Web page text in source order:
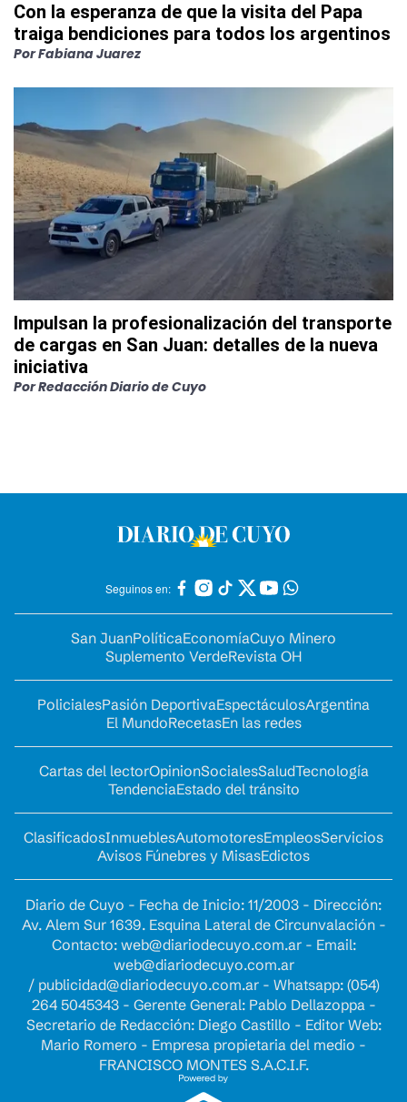
Con la esperanza de que la visita del Papa
traiga bendiciones para todos los argentinos
PorFabiana Juarez
Impulsan la profesionalización del transporte
de cargas en San Juan: detalles de la nueva
iniciativa
PorRedacción Diario de Cuyo
Seguinos en:
San JuanPolíticaEconomíaCuyo Minero
Suplemento VerdeRevista OH
PolicialesPasión DeportivaEspectáculosArgentina
El MundoRecetasEn las redes
Cartas del lectorOpinionSocialesSaludTecnología
TendenciaEstado del tránsito
ClasificadosInmueblesAutomotoresEmpleosServicios
Avisos Fúnebres y MisasEdictos
Diario de Cuyo - Fecha de Inicio: 11/2003 - Dirección:
Av. Alem Sur 1639. Esquina Lateral de Circunvalación -
Contacto: web@diariodecuyo.com.ar- Email:
web@diariodecuyo.com.ar
/ publicidad@diariodecuyo.com.ar- Whatsapp: (054)
264 5045343 - Gerente General: Pablo Dellazoppa -
Secretario de Redacción: Diego Castillo - Editor Web:
Mario Romero - Empresa propietaria del medio -
FRANCISCO MONTES S.A.C.I.F.